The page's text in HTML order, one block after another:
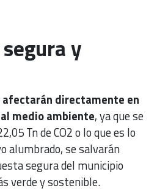
y
directamente en
medio ambiente, ya que se
Tn de CO2 o lo que es lo
alumbrado, se salvarán
segura del municipio
verde y sostenible.